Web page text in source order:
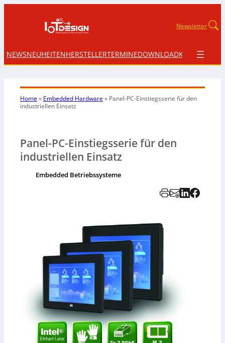
Newsletter
NEWSNEUHEITENHERSTELLERTERMINEDOWNLOADKONTAKT
Home» Embedded Hardware» Panel-PC-Einstiegsserie für den
industriellen Einsatz
Panel-PC-Einstiegsserie für den
industriellen Einsatz
Embedded Betriebssysteme